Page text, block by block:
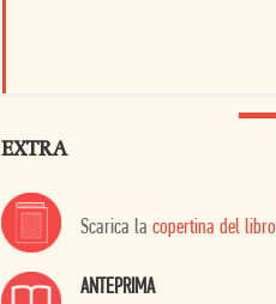
EXTRA
Scarica la copertina del libro
ANTEPRIMA